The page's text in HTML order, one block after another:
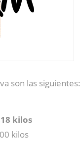
son las siguientes:
kilos
kilos